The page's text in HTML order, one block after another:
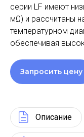
серии LF имеют
мΩ) и рассчитаны
температурном
обеспечивая
Запросить цену
Описание